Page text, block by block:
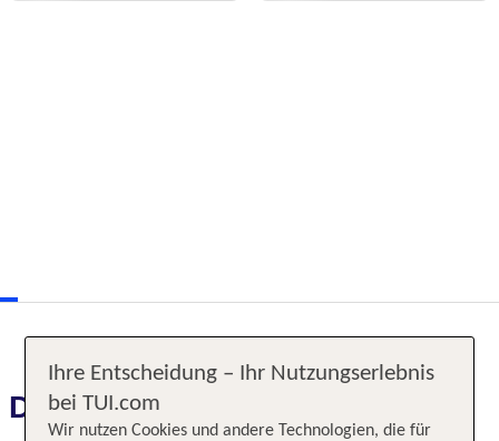
Das erwartet Sie
Ihre Entscheidung – Ihr Nutzungserlebnis
bei TUI.com
Wir nutzen Cookies und andere Technologien, die für